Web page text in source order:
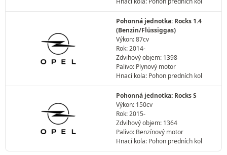
Pohonná jednotka: Rocks 1.4
(Benzin/Flüssiggas)
Výkon: 87cv
Rok: 2014-
Zdvihový objem: 1398
Palivo: Plynový motor
Hnací kola: Pohon predních kol
Pohonná jednotka: Rocks S
Výkon: 150cv
Rok: 2015-
Zdvihový objem: 1364
Palivo: Benzínový motor
Hnací kola: Pohon predních kol